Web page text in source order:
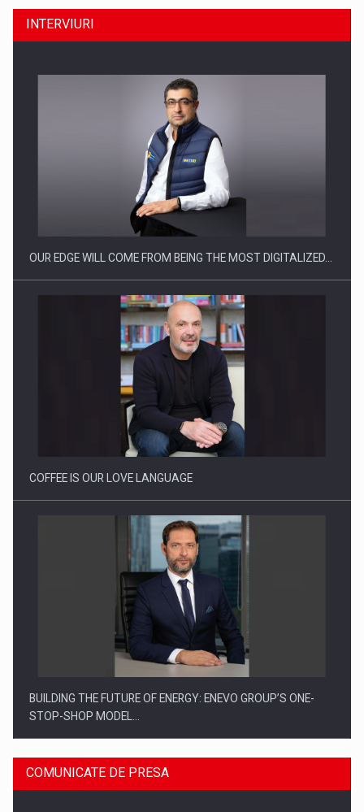
Ce nu stiu Directorii de HR despre performanta echipelor…
Cum invatam sa spunem nu intr-o cultura care pedepseste…
INTERVIURI
OUR EDGE WILL COME FROM BEING THE MOST DIGITALIZED…
COFFEE IS OUR LOVE LANGUAGE
BUILDING THE FUTURE OF ENERGY: ENEVO GROUP’S ONE-
STOP-SHOP MODEL…
COMUNICATE DE PRESA